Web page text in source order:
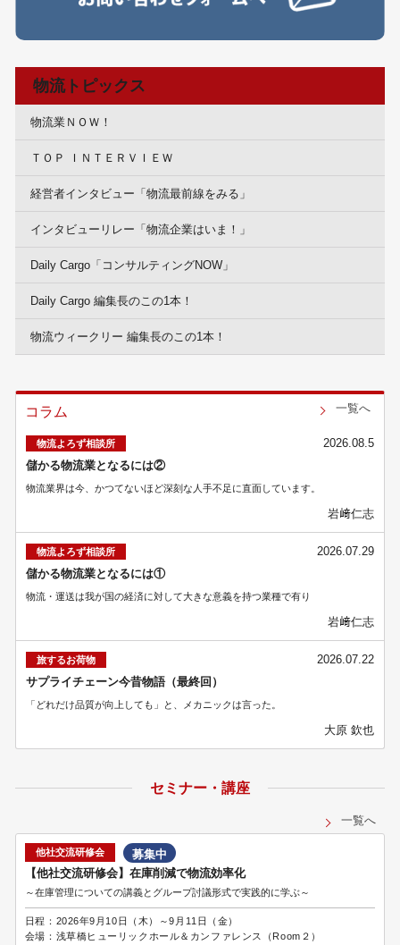
物流トピックス
物流業ＮＯＷ！
ＴＯＰ ＩＮＴＥＲＶＩＥＷ
経営者インタビュー「物流最前線をみる」
インタビューリレー「物流企業はいま！」
Daily Cargo「コンサルティングNOW」
Daily Cargo 編集長のこの1本！
物流ウィークリー 編集長のこの1本！
コラム
物流よろず相談所
2026.08.5
儲かる物流業となるには②
物流業界は今、かつてないほど深刻な人手不足に直面しています。
岩﨑仁志
物流よろず相談所
2026.07.29
儲かる物流業となるには①
物流・運送は我が国の経済に対して大きな意義を持つ業種で有り
岩﨑仁志
旅するお荷物
2026.07.22
サプライチェーン今昔物語（最終回）
「どれだけ品質が向上しても」と、メカニックは言った。
大原 欽也
一覧へ
セミナー・講座
一覧へ
他社交流研修会
募集中
【他社交流研修会】在庫削減で物流効率化
～在庫管理についての講義とグループ討議形式で実践的に学ぶ～
日程： 2026年9月10日（木）～9月11日（金）
会場： 浅草橋ヒューリックホール＆カンファレンス（Room２）